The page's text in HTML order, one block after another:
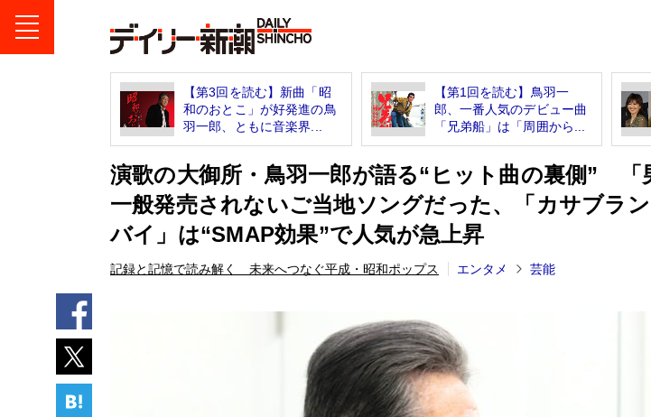
【第3回を読む】新曲「昭
和のおとこ」が好発進の鳥
羽一郎、ともに音楽界...
【第1回を読む】鳥羽一
郎、一番人気のデビュー曲
「兄弟船」は「周囲から...
演歌の大御所・鳥羽一郎が語る“ヒット曲の裏側” 「
一般発売されないご当地ソングだった、「カサブラ
バイ」は“SMAP効果”で人気が急上昇
記録と記憶で読み解く 未来へつなぐ平成・昭和ポップス エンタメ 芸能